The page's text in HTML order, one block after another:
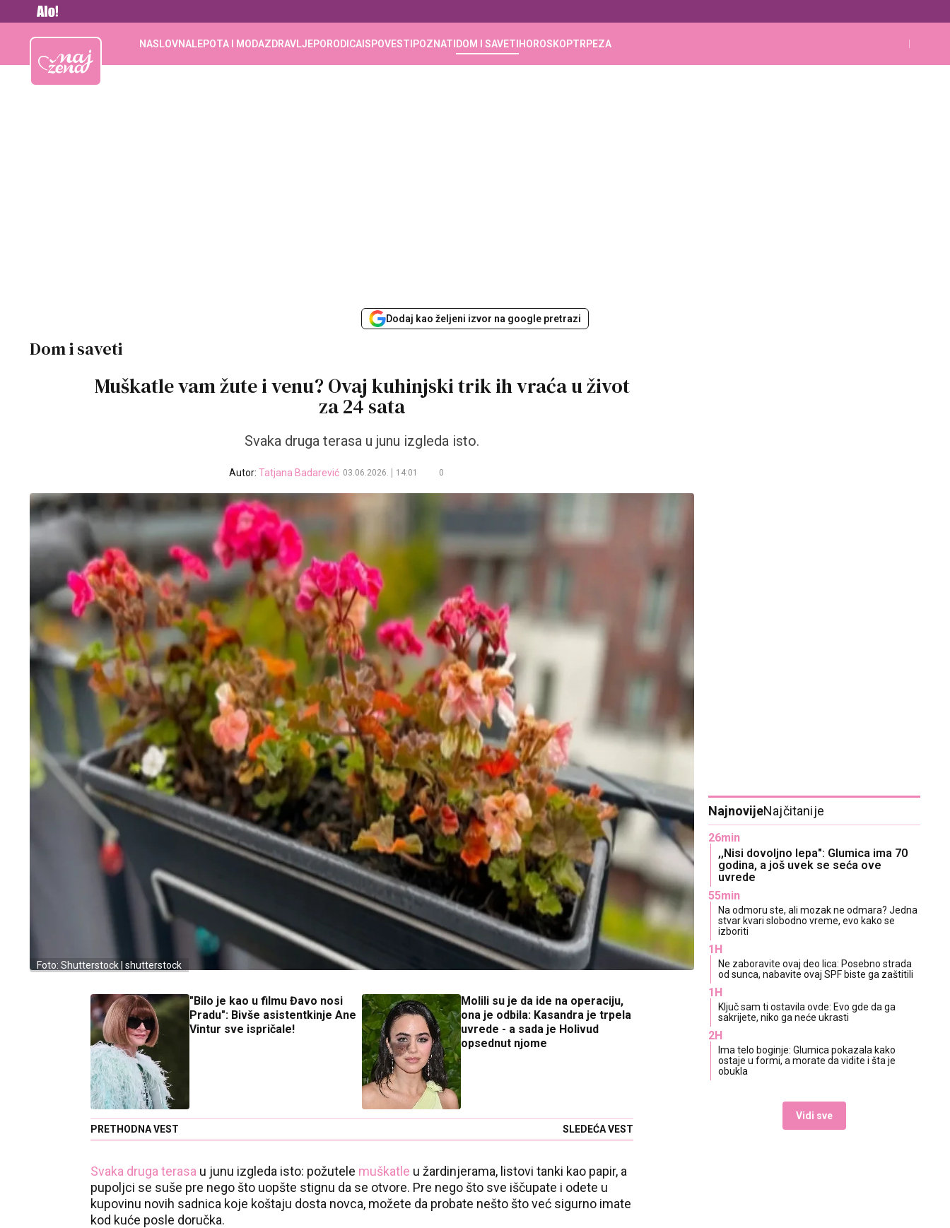
Najžena NASLOVNALEPOTA I MODAZDRAVLJEPORODICA ISPOVESTI POZNATI DOM I SAVETI HOROSKOPTRPEZA
Dodaj kao željeni izvor na google pretrazi
Dom i saveti
Muškatle vam žute i venu? Ovaj kuhinjski trik ih vraća u život
za 24 sata
Svaka druga terasa u junu izgleda isto.
Autor: Tatjana Badarević 03.06.2026. 14:01 0
Foto: Shutterstock | shutterstock
"Bilo je kao u filmu Đavo nosi
Pradu": Bivše asistentkinje Ane
Vintur sve ispričale!
PRETHODNA VEST
Molili su je da ide na operaciju,
ona je odbila: Kasandra je trpela
uvrede - a sada je Holivud
opsednut njome
SLEDEĆA VEST
Svaka druga terasa u junu izgleda isto: požutele muškatle u žardinjerama, listovi tanki kao papir, a
pupoljci se suše pre nego što uopšte stignu da se otvore. Pre nego što sve iščupate i odete u
kupovinu novih sadnica koje koštaju dosta novca, možete da probate nešto što već sigurno imate
kod kuće posle doručka.
NajnovijeNajčitanije
26min
,,Nisi dovoljno lepa": Glumica ima 70
godina, a još uvek se seća ove
uvrede
55min
Na odmoru ste, ali mozak ne odmara? Jedna
stvar kvari slobodno vreme, evo kako se
izboriti
1H
Ne zaboravite ovaj deo lica: Posebno strada
od sunca, nabavite ovaj SPF biste ga zaštitili
1H
Ključ sam ti ostavila ovde: Evo gde da ga
sakrijete, niko ga neće ukrasti
2H
Ima telo boginje: Glumica pokazala kako
ostaje u formi, a morate da vidite i šta je
obukla
Vidi sve